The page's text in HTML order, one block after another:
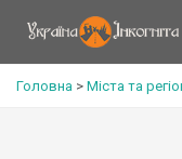
Головна > Міста та